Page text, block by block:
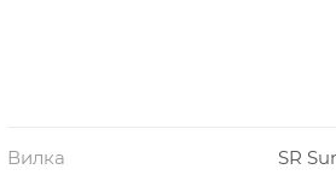
Вилка
SR